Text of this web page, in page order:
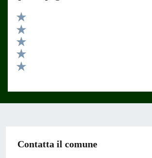
Valuta 5 stelle su 5
Valuta 4 stelle su 5
Valuta 3 stelle su 5
Valuta 2 stelle su 5
Contatta il comune